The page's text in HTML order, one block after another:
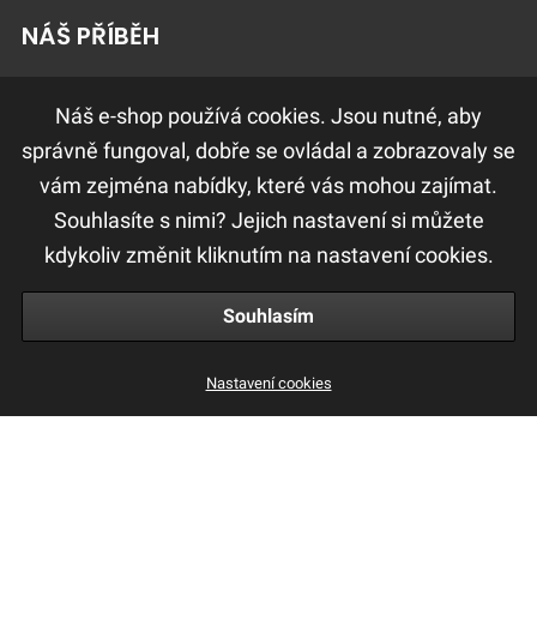
NÁŠ PŘÍBĚH
DŮLEŽITÉ ODKAZY
Ochrana osobních údajů
Obchodní a reklamační podmínky
Náš e-shop používá cookies. Jsou nutné, aby
správně fungoval, dobře se ovládal a zobrazovaly se
vám zejména nabídky, které vás mohou zajímat.
Souhlasíte s nimi? Jejich nastavení si můžete
kdykoliv změnit kliknutím na nastavení cookies.
Souhlasím
Nastavení cookies